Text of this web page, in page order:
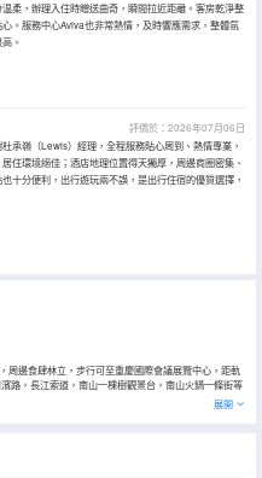
柔，辦理入住時贈送曲奇，瞬間拉近距離。客房乾淨整
。服務中心Aviva也非常熱情，及時響應需求，整體氛
。
評價於：2026年07月06日
承嶺（Lewis）經理，全程服務貼心周到、熱情專業，
住環境絕佳；酒店地理位置得天獨厚，周邊商圈密集、
十分便利，出行遊玩兩不誤，是出行住宿的優質選擇，
周邊食肆林立，步行可至重慶國際會議展覽中心，距軌
路，長江索道，南山一棵樹觀景台，南山火鍋一條街等
設施，均配備有瑰珀翠品牌沐浴護膚護體用品系列。
下榻之地。
展開